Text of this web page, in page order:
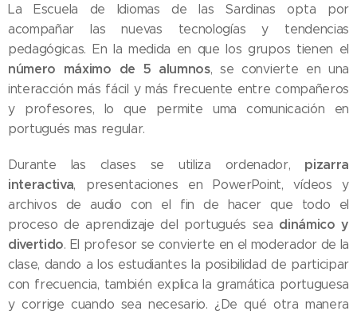
La Escuela de Idiomas de las Sardinas opta por
acompañar las nuevas tecnologías y tendencias
pedagógicas. En la medida en que los grupos tienen el
número máximo de 5 alumnos, se convierte en una
interacción más fácil y más frecuente entre compañeros
y profesores, lo que permite uma comunicación en
portugués mas regular.
Durante las clases se utiliza ordenador, pizarra
interactiva, presentaciones en PowerPoint, vídeos y
archivos de audio con el fin de hacer que todo el
proceso de aprendizaje del portugués sea dinámico y
divertido. El profesor se convierte en el moderador de la
clase, dando a los estudiantes la posibilidad de participar
con frecuencia, también explica la gramática portuguesa
y corrige cuando sea necesario. ¿De qué otra manera